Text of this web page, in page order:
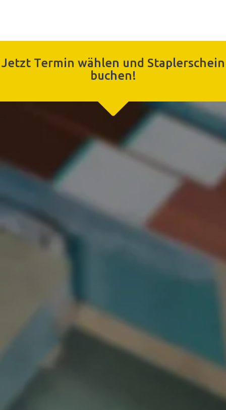
Jetzt Termin wählen und Staplerschein
buchen!
ANMELDEN!
erhalten!